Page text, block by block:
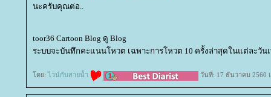
นะครับคุณต่อ..
toor36 Cartoon Blog ดู Blog
ระบบจะบันทึกคะแนนโหวต เฉพาะการโหวต 10 ครั้งล่าสุดในแต่ละวัน
ดย: ไวน์กับสายน้ำ วันที่: 17 ธันวาคม 2560